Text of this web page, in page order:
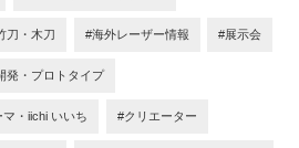
刀・木刀 #海外レーザー情報 #展示会
発・プロトタイプ
・iichi いいち #クリエーター